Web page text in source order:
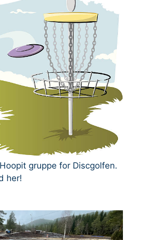
gruppe for Discgolfen.
her!